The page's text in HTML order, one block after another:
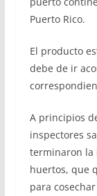
Puerto Rico.
El producto
debe de ir
A principios
inspectores
terminaron la
huertos, que
para